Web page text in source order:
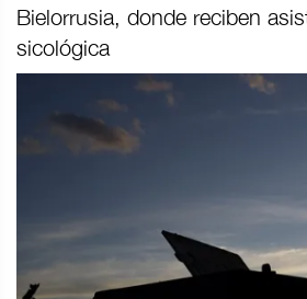
Bielorrusia, donde reciben
sicológica